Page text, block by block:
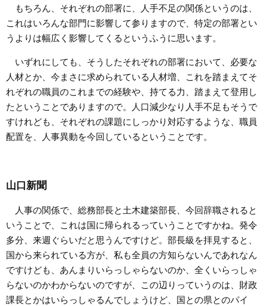
もちろん、それぞれの部署に、人手不足の関係というのは、
これはいろんな部門に影響して参りますので、特定の部署とい
うよりは幅広く影響してくるというふうに思います。
いずれにしても、そうしたそれぞれの部署において、必要な
人材とか、今まさに求められている人材増、これを踏まえてそ
れぞれの職員のこれまでの経験や、持てる力、踏まえて登用し
たということでありますので。人口減少なり人手不足もそうで
すけれども、それぞれの課題にしっかり対応するような、職員
配置を、人事異動を今回しているということです。
山口新聞
人事の関係で、総務部長と土木建築部長、今回辞職されると
いうことで、これは国に帰られるっていうことですかね。発令
多分、来週ぐらいだと思うんですけど。部長級を拝見すると、
国から来られている方が、私も全員の方知らないんであれなん
ですけども、あんまりいらっしゃらないのか、全くいらっしゃ
らないのかわからないのですが、この辺りっていうのは、財政
課長とかはいらっしゃるんでしょうけど、国との県とのパイ